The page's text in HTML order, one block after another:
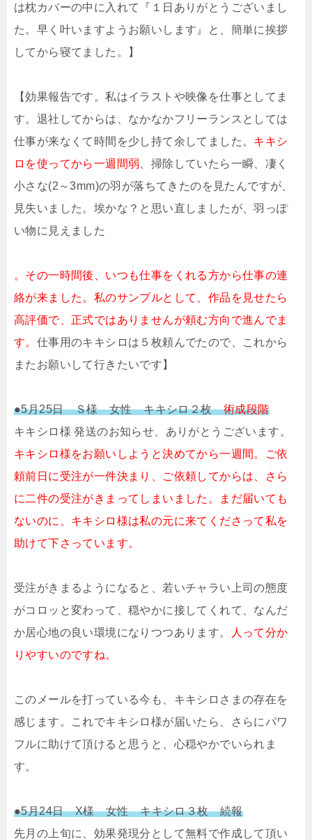
は枕カバーの中に入れて『１日ありがとうございまし
た。早く叶いますようお願いします』と、簡単に挨拶
してから寝てました。】
【効果報告です。私はイラストや映像を仕事としてま
す。退社してからは、なかなかフリーランスとしては
仕事が来なくて時間を少し持て余してました。 キキシ
ロを使ってから一週間弱 、掃除していたら一瞬、凄く
小さな(2～3mm)の羽が落ちてきたのを見たんですが、
見失いました。埃かな？と思い直しましたが、羽っぽ
い物に見えました
。その一時間後、いつも仕事をくれる方から仕事の連
絡が来ました。私のサンプルとして、作品を見せたら
高評価で、正式ではありませんが頼む方向で進んでま
す。 仕事用のキキシロは５枚頼んでたので、これから
またお願いして行きたいです】
●5月25日 Ｓ様 女性 キキシロ２枚術成段階
キキシロ様 発送のお知らせ、ありがとうございます。
キキシロ様をお願いしようと決めてから一週間。ご依
頼前日に受注が一件決まり、ご依頼してからは、さら
に二件の受注がきまってしまいました。まだ届いても
ないのに、キキシロ様は私の元に来てくださって私を
助けて下さっています。
受注がきまるようになると、若いチャラい上司の態度
がコロッと変わって、穏やかに接してくれて、なんだ
か居心地の良い環境になりつつあります。
人って分か
りやすいのですね。
このメールを打っている今も、キキシロさまの存在を
感じます。これでキキシロ様が届いたら、さらにパワ
フルに助けて頂けると思うと、心穏やかでいられま
す。
●5月24日 X様 女性 キキシロ３枚 続報
先月の上旬に、効果発現分として無料で作成して頂い